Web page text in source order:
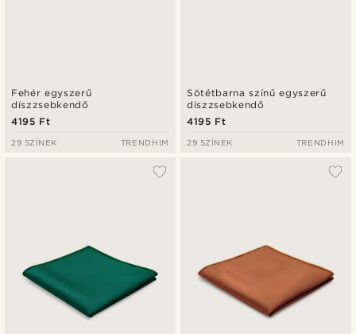
Fehér egyszerű
díszzsebkendő
4195 Ft
29 SZÍNEK TRENDHIM
Sötétbarna színű egyszerű
díszzsebkendő
4195 Ft
29 SZÍNEK TRENDHIM